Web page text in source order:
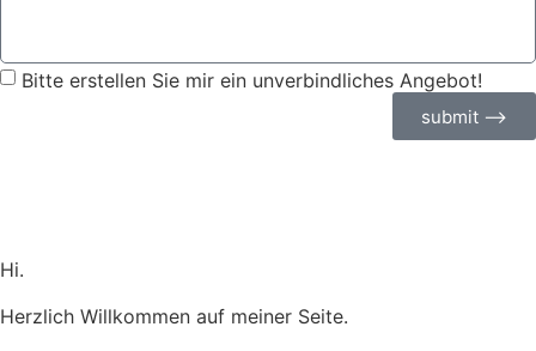
Bitte erstellen Sie mir ein unverbindliches Angebot!
submit ⟶
Hi.
Herzlich Willkommen auf meiner Seite.